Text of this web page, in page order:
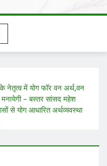
नेतृत्व में योग फॉर वन अर्थ,वन
मनायेगी – बस्तर सांसद महेश
से योग आधारित अर्थव्यवस्था